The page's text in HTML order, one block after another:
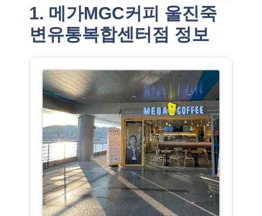
1. 메가MGC커피 울진죽
변유통복합센터점 정보